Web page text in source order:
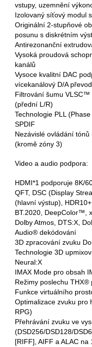
vstupy, uzemnění
Izolovaný síťový modul
Originální 2-stupňové
posunu s diskrétním
Antirezonanční
Vysoká proudová
kanálů
Vysoce kvalitní DAC
vícekanálový D/A převod
Filtrování šumu VLSC™
(přední L/R)
Technologie PLL
SPDIF
Nezávislé ovládání
(kromě zóny 3)
Video a audio podpora:
HDMI*1 podporuje 8K/
QFT, DSC (Display
(hlavní výstup),
BT.2020, DeepColor™,
Dolby Atmos, DTS:X,
Audio® dekódování
3D zpracování zvuku
Technologie 3D
Neural:X
IMAX Mode pro obsah
Režimy poslechu THX®
Funkce virtuálního
Optimalizace zvuku pro
RPG)
Přehrávání zvuku ve
(DSD256/DSD128/
[RIFF], AIFF a ALAC na